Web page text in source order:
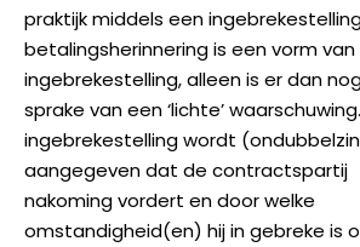
praktijk middels een
betalingsherinnering is een vorm
ingebrekestelling, alleen is er dan
sprake van een ‘lichte’
ingebrekestelling wordt
aangegeven dat de contractspartij
nakoming vordert en door welke
omstandigheid(en) hij in gebreke is